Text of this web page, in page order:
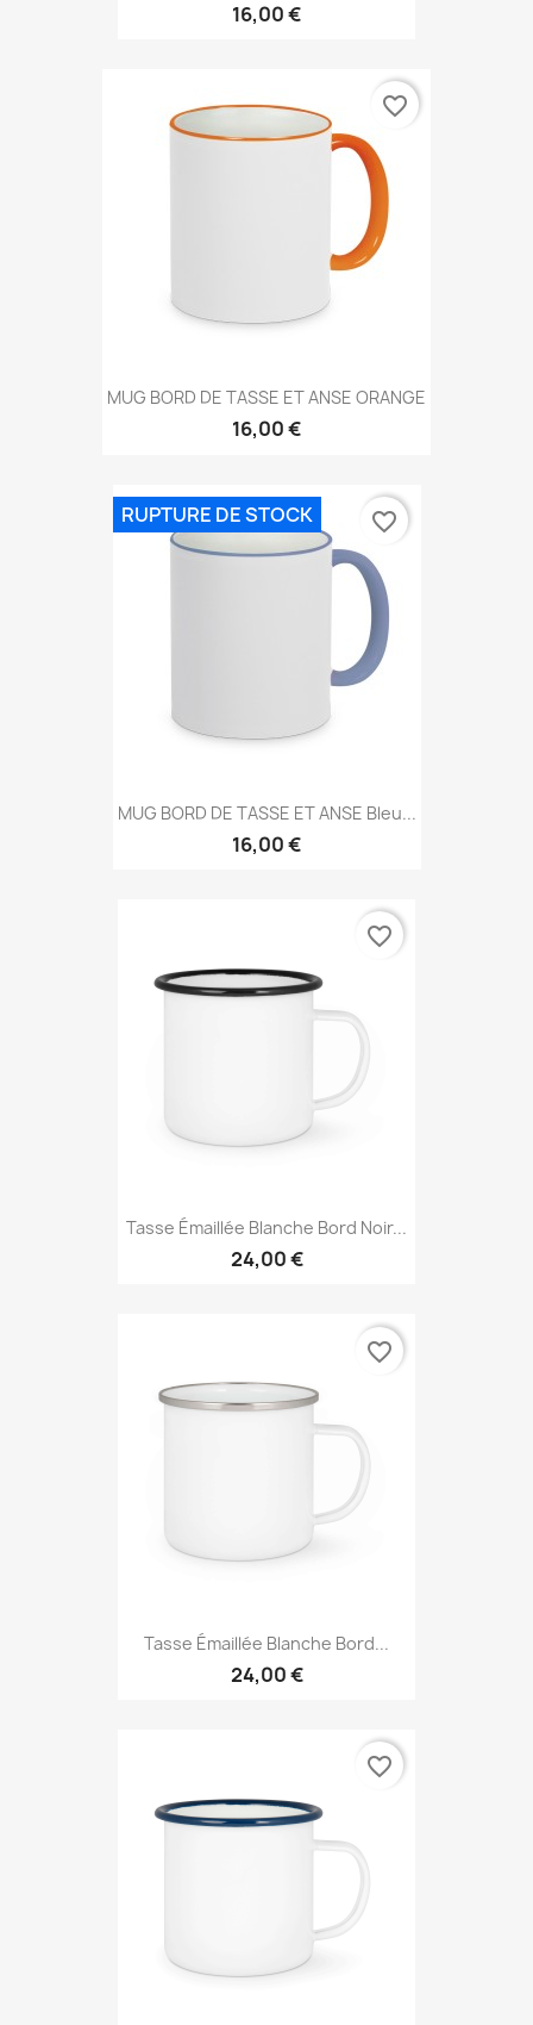
16,00 €
MUG BORD DE TASSE ET ANSE ORANGE
16,00 €
favorite_border
MUG BORD DE TASSE ET ANSE Bleu...
16,00 €
RUPTURE DE STOCK favorite_border
Tasse Émaillée Blanche Bord Noir...
24,00 €
favorite_border
Tasse Émaillée Blanche Bord...
24,00 €
favorite_border
favorite_border